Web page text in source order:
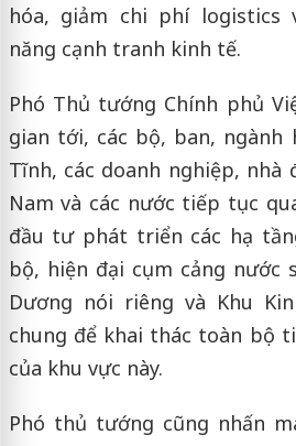
hóa, giảm chi phí logistics
năng cạnh tranh kinh tế.
Phó Thủ tướng Chính phủ
gian tới, các bộ, ban, ngành
Tĩnh, các doanh nghiệp, nhà
Nam và các nước tiếp tục
đầu tư phát triển các hạ
bộ, hiện đại cụm cảng nước
Dương nói riêng và Khu
chung để khai thác toàn bộ
của khu vực này.
Phó thủ tướng cũng nhấn